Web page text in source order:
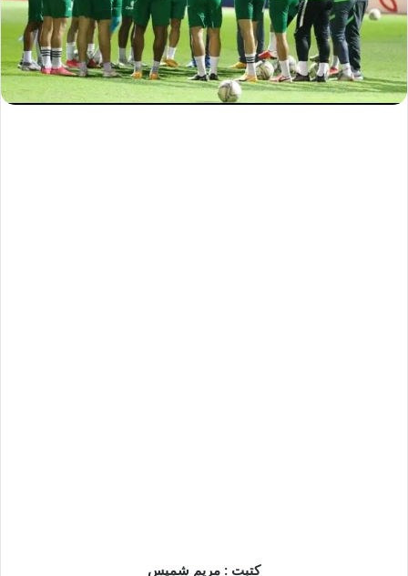
كتبت : مريم شميس